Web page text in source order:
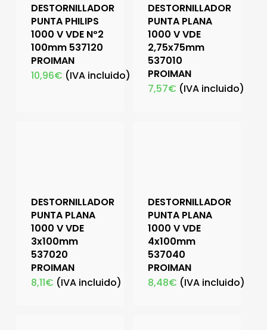
DESTORNILLADOR
PUNTA PHILIPS
1000 V VDE Nº2
100mm 537120
PROIMAN
10,96€ (IVA incluido)
DESTORNILLADOR
PUNTA PLANA
1000 V VDE
2,75x75mm
537010
PROIMAN
7,57€ (IVA incluido)
DESTORNILLADOR
PUNTA PLANA
1000 V VDE
3x100mm
537020
PROIMAN
8,11€ (IVA incluido)
DESTORNILLADOR
PUNTA PLANA
1000 V VDE
4x100mm
537040
PROIMAN
8,48€ (IVA incluido)